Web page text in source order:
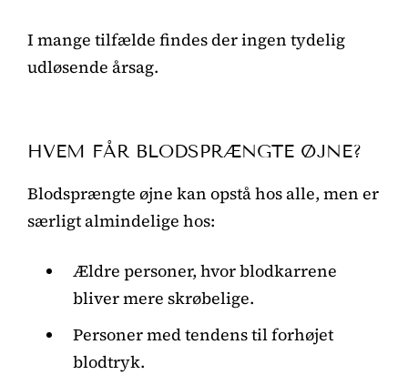
I mange tilfælde findes der ingen tydelig
udløsende årsag.
HVEM FÅR BLODSPRÆNGTE ØJNE?
Blodsprængte øjne kan opstå hos alle, men er
særligt almindelige hos:
Ældre personer, hvor blodkarrene
bliver mere skrøbelige.
Personer med tendens til forhøjet
blodtryk.